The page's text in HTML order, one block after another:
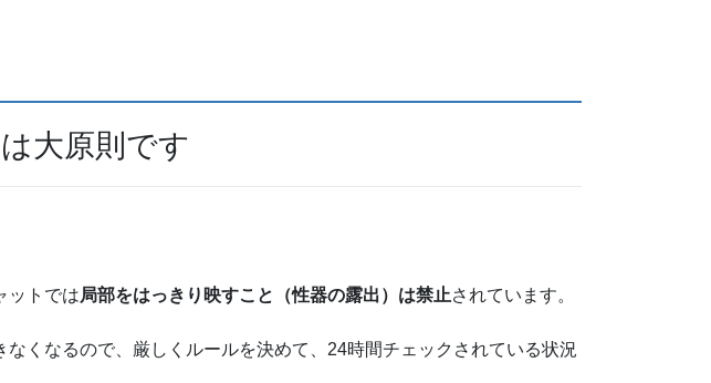
大原則です
ットでは局部をはっきり映すこと（性器の露出）は禁止されています。
くなるので、厳しくルールを決めて、24時間チェックされている状況